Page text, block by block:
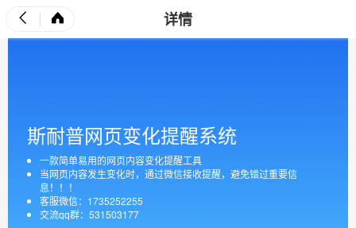
详情
斯耐普网页变化提醒系统
一款简单易用的网页内容变化提醒工具
当网页内容发生变化时，通过微信接收提醒，避免错过重要信
息！！！
客服微信：1735252255
交流qq群：531503177